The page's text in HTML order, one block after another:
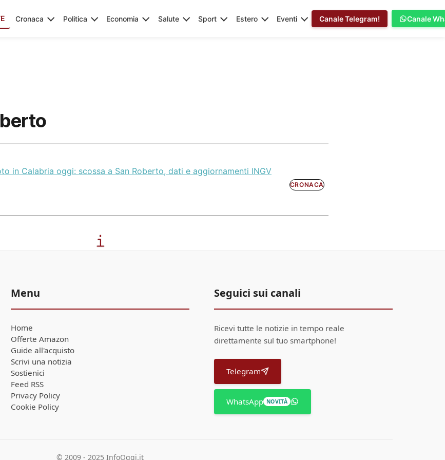
Cronaca Politica Economia Salute Sport Estero Eventi Canale Telegram! Canale
in Calabria oggi: scossa a San Roberto, dati e aggiornamenti INGV
CRONACA
Menu
Home
Offerte Amazon
Guide all'acquisto
Scrivi una notizia
Sostienici
Feed RSS
Privacy Policy
Cookie Policy
Seguici sui canali
Ricevi tutte le notizie in tempo reale
direttamente sul tuo smartphone!
Telegram
WhatsApp NOVITÀ
© 2009 - 2025 InfoOggi.it